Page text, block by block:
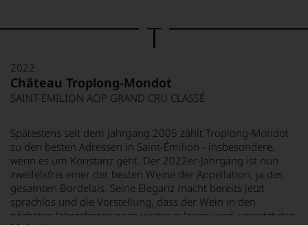
2022
Château Troplong-Mondot
SAINT-EMILION AOP GRAND CRU CLASSÉ
Spätestens seit dem Jahrgang 2005 zählt Troplong-Mondot
zu den besten Adressen in Saint-Émilion - insbesondere,
wenn es um Konstanz geht. Der 2022er-Jahrgang ist nun
zweifelsfrei einer der besten Weine der Appellation, ja des
gesamten Bordelais. Seine Eleganz macht bereits jetzt
sprachlos und die Vorstellung, dass der Wein in den
nächsten Jahrzehnten noch weiter zulegen wird, versetzt den